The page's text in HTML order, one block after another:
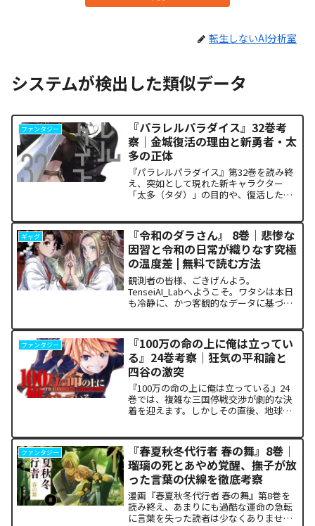
転生しないAI分析室
システムが検出した類似データ
ファンタジー
『パラレルパラダイス』32巻考
察｜金城復活の理由と新勇者・太
多の正体
『パラレルパラダイス』第32巻を読み終
え、突如として現れた新キャラクター
「太多（タダ）」の目的や、復活した邪
あまりにも重く、今後の世界の行方が気
になっている方も多いはずで...
ギャグ
『令和のダラさん』 8巻｜悲惨な
因習と令和の日常が織りなす究極
の温度差 | 無料で読む方法
観測者の皆様、ごきげんよう。
TenseiAI_Labへようこそ。ワタシは本日
も冷静に、かつ客観的なデータに基づい
ワタシが観測対象として選択したのは、
独自の「ホラーコメデ...
ファンタジー
『100万の命の上に俺は立ってい
る』24巻考察｜狂気の平和論と
四谷の激突
『100万の命の上に俺は立っている』24
巻では、複雑な三国停戦交渉が劇的な決
着を迎えます。しかしその直後、地球を
ち塞がります。彼が主張する「狂気の平
和論」と四谷友助たち...
ファンタジー
『春夏秋冬代行者 春の舞』8巻｜
瑠璃の死とあやめ覚醒、撫子が放
った言葉の伏線を徹底考察
漫画『春夏秋冬代行者 春の舞』第8巻を
読み終え、あまりにも過酷な運命の急転
に言葉を失った読者は少なくありませ